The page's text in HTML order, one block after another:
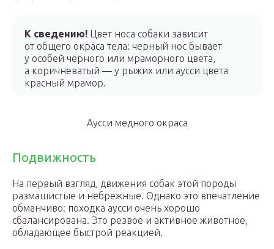
К сведению! Цвет носа собаки зависит
от общего окраса тела: черный нос бывает
у особей черного или мраморного цвета,
а коричневатый — у рыжих или аусси цвета
красный мрамор.
Аусси медного окраса
Подвижность
На первый взгляд, движения собак этой породы
размашистые и небрежные. Однако это впечатление
обманчиво: походка аусси очень хорошо
сбалансирована. Это резвое и активное животное,
обладающее быстрой реакцией.